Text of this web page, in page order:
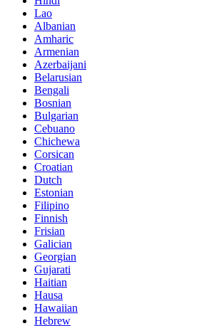
Lao
Albanian
Amharic
Armenian
Azerbaijani
Belarusian
Bengali
Bosnian
Bulgarian
Cebuano
Chichewa
Corsican
Croatian
Dutch
Estonian
Filipino
Finnish
Frisian
Galician
Georgian
Gujarati
Haitian
Hausa
Hawaiian
Hebrew